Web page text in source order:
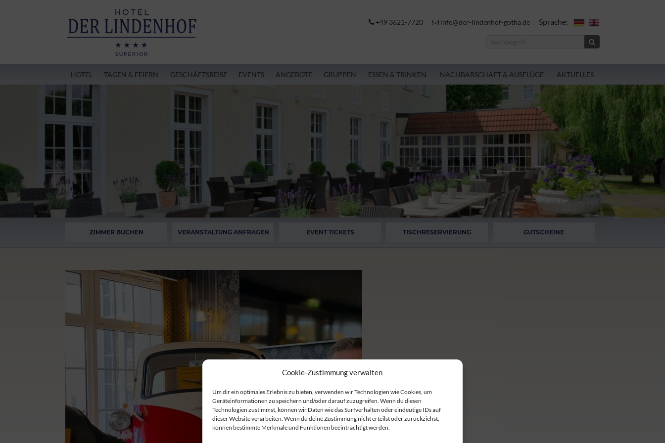
Cookie-Zustimmung verwalten
Um dir ein optimales Erlebnis zu bieten, verwenden wir Technologien wie Cookies, um
Geräteinformationen zu speichern und/oder darauf zuzugreifen. Wenn du diesen
Technologien zustimmst, können wir Daten wie das Surfverhalten oder eindeutige IDs auf
dieser Website verarbeiten. Wenn du deine Zustimmung nicht erteilst oder zurückziehst,
können bestimmte Merkmale und Funktionen beeinträchtigt werden.
+49 3621-7720 info@der-lindenhof-gotha.de Sprache:
HOTEL TAGEN & FEIERN GESCHÄFTSREISE EVENTS ANGEBOTE GRUPPEN ESSEN & TRINKEN NACHBARSCHAFT & AUSFLÜGE AKTUELLES
ZIMMER BUCHEN VERANSTALTUNG ANFRAGEN EVENT TICKETS TISCHRESERVIERUNG GUTSCHEINE